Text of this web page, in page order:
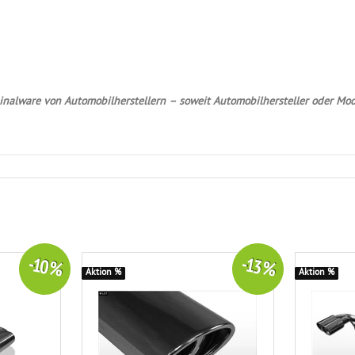
von Automobilherstellern – soweit Automobilhersteller oder
-10 % -13 %
Aktion % Aktion %